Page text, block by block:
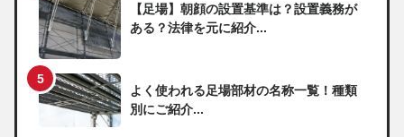
【足場】朝顔の設置基準は？設置義務が
ある？法律を元に紹介...
よく使われる足場部材の名称一覧！種類
別にご紹介...